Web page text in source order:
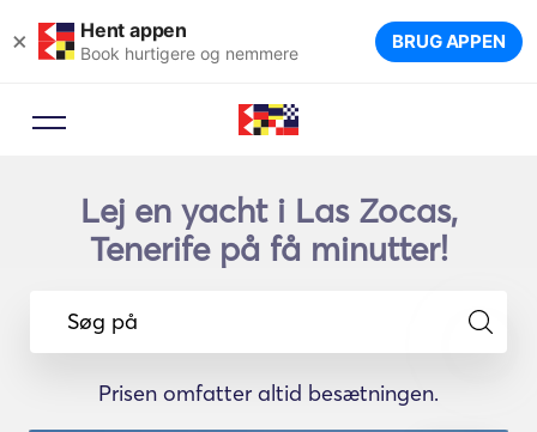
× Hent appen
Book hurtigere og nemmere BRUG APPEN
Lej en yacht i Las Zocas,
Tenerife på få minutter!
Søg på
Prisen omfatter altid besætningen.